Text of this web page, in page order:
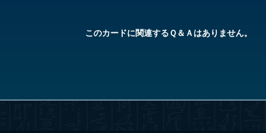
このカードに関連するＱ＆Ａはありません。